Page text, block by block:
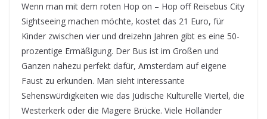
Wenn man mit dem roten Hop on – Hop off Reisebus City
Sightseeing machen möchte, kostet das 21 Euro, für
Kinder zwischen vier und dreizehn Jahren gibt es eine 50-
prozentige Ermäßigung. Der Bus ist im Großen und
Ganzen nahezu perfekt dafür, Amsterdam auf eigene
Faust zu erkunden. Man sieht interessante
Sehenswürdigkeiten wie das Jüdische Kulturelle Viertel, die
Westerkerk oder die Magere Brücke. Viele Holländer